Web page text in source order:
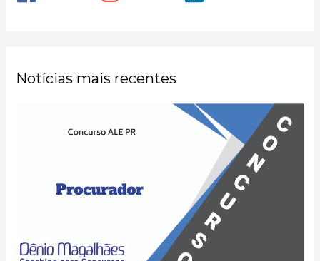
Notícias mais recentes